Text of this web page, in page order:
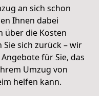
an sich schon
Ihnen dabei
über die Kosten
Sie sich zurück – wir
für Sie, das
Umzug von
helfen kann.